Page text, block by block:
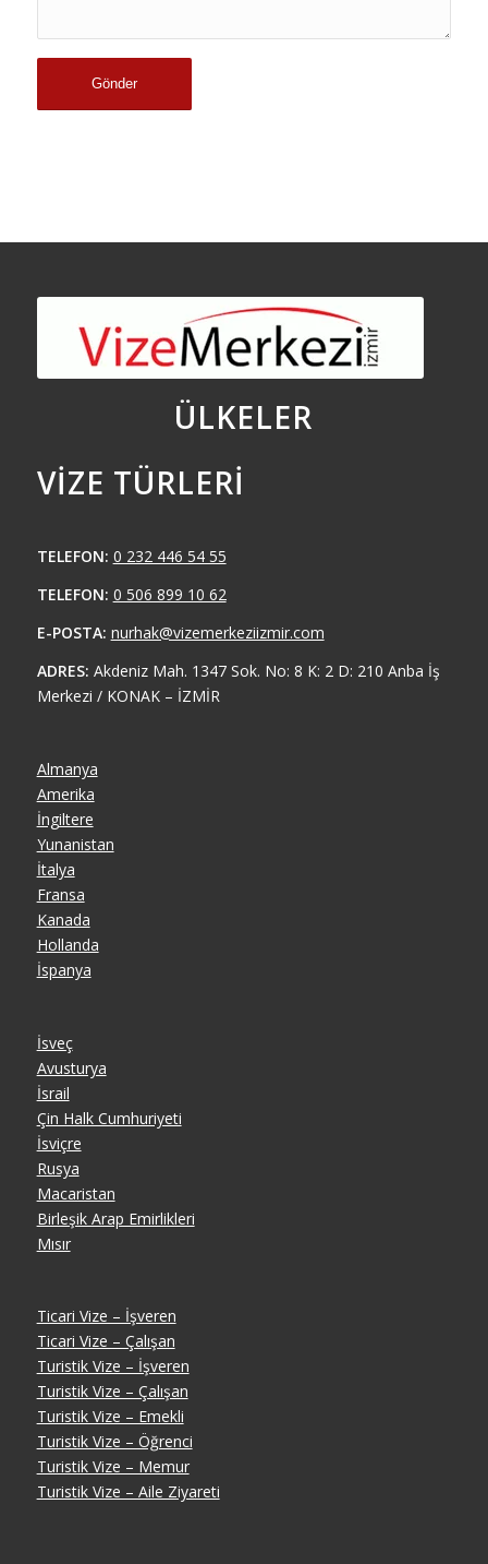
ÜLKELER
VIZE TÜRLERI
TELEFON: 0 232 446 54 55
TELEFON: 0 506 899 10 62
E-POSTA: nurhak@vizemerkeziizmir.com
ADRES: Akdeniz Mah. 1347 Sok. No: 8 K: 2 D: 210 Anba İş
Merkezi / KONAK – İZMİR
Almanya
Amerika
İngiltere
Yunanistan
İtalya
Fransa
Kanada
Hollanda
İspanya
İsveç
Avusturya
İsrail
Çin Halk Cumhuriyeti
İsviçre
Rusya
Macaristan
Birleşik Arap Emirlikleri
Mısır
Ticari Vize – İşveren
Ticari Vize – Çalışan
Turistik Vize – İşveren
Turistik Vize – Çalışan
Turistik Vize – Emekli
Turistik Vize – Öğrenci
Turistik Vize – Memur
Turistik Vize – Aile Ziyareti